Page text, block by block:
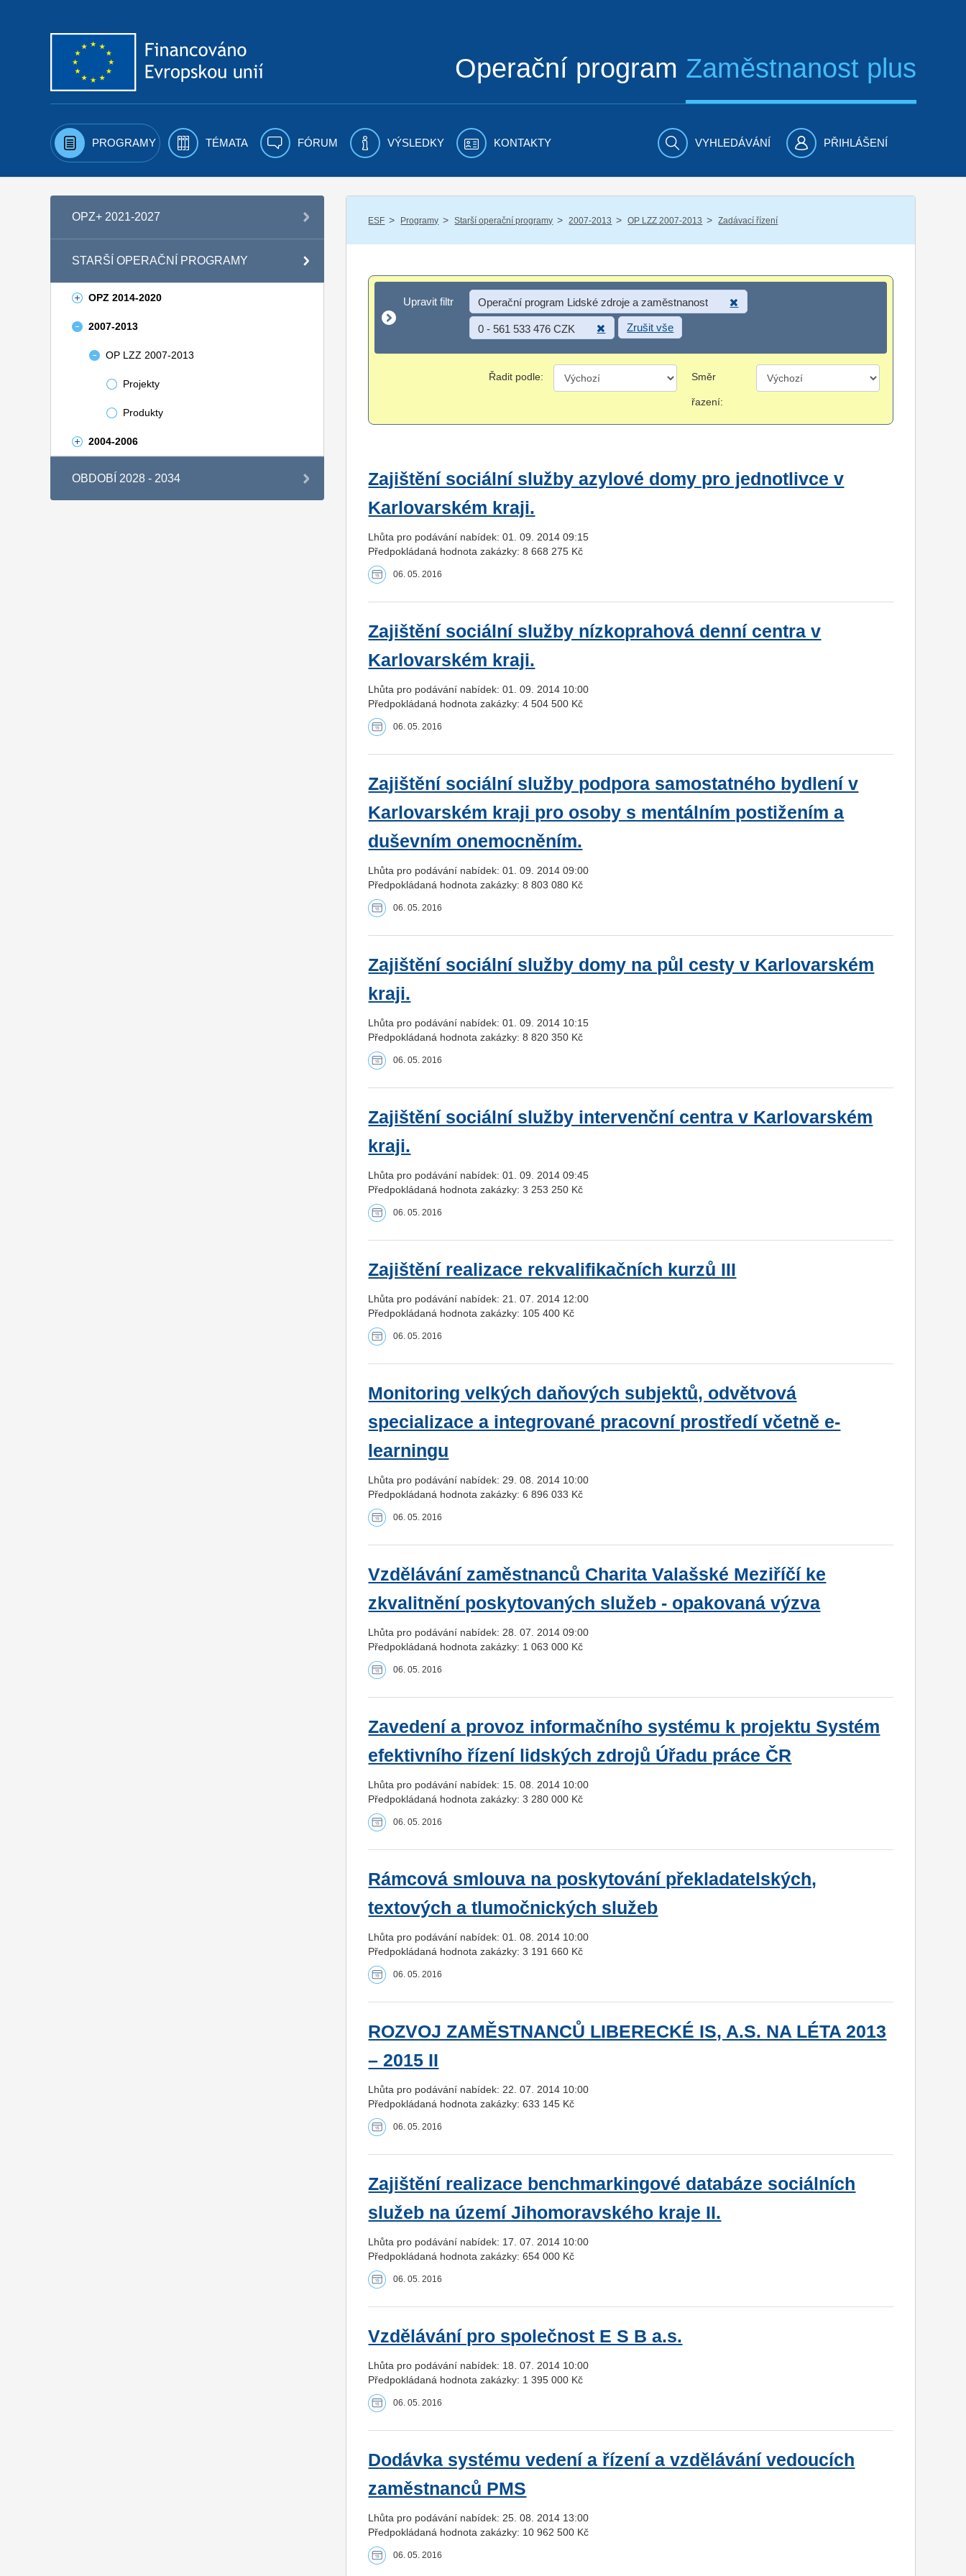
Operační program Zaměstnanost plus
PROGRAMY TÉMATA FÓRUM VÝSLEDKY KONTAKTY VYHLEDÁVÁNÍ PŘIHLÁŠENÍ
OPZ+ 2021-2027
STARŠÍ OPERAČNÍ PROGRAMY
OPZ 2014-2020
2007-2013
OP LZZ 2007-2013
Projekty
Produkty
2004-2006
OBDOBÍ 2028 - 2034
ESF / Programy / Starší operační programy / 2007-2013 / OP LZZ 2007-2013 / Zadávací řízení
Upravit filtr
Upravit filtr Operační program Lidské zdroje a zaměstnanost
0 - 561 533 476 CZK Zrušit vše
Řadit podle: Směr
řazení:
Zajištění sociální služby azylové domy pro jednotlivce v
Karlovarském kraji.
Lhůta pro podávání nabídek: 01. 09. 2014 09:15
Předpokládaná hodnota zakázky: 8 668 275 Kč
06. 05. 2016
Zajištění sociální služby nízkoprahová denní centra v
Karlovarském kraji.
Lhůta pro podávání nabídek: 01. 09. 2014 10:00
Předpokládaná hodnota zakázky: 4 504 500 Kč
06. 05. 2016
Zajištění sociální služby podpora samostatného bydlení v
Karlovarském kraji pro osoby s mentálním postižením a
duševním onemocněním.
Lhůta pro podávání nabídek: 01. 09. 2014 09:00
Předpokládaná hodnota zakázky: 8 803 080 Kč
06. 05. 2016
Zajištění sociální služby domy na půl cesty v Karlovarském
kraji.
Lhůta pro podávání nabídek: 01. 09. 2014 10:15
Předpokládaná hodnota zakázky: 8 820 350 Kč
06. 05. 2016
Zajištění sociální služby intervenční centra v Karlovarském
kraji.
Lhůta pro podávání nabídek: 01. 09. 2014 09:45
Předpokládaná hodnota zakázky: 3 253 250 Kč
06. 05. 2016
Zajištění realizace rekvalifikačních kurzů III
Lhůta pro podávání nabídek: 21. 07. 2014 12:00
Předpokládaná hodnota zakázky: 105 400 Kč
06. 05. 2016
Monitoring velkých daňových subjektů, odvětvová
specializace a integrované pracovní prostředí včetně e-
learningu
Lhůta pro podávání nabídek: 29. 08. 2014 10:00
Předpokládaná hodnota zakázky: 6 896 033 Kč
06. 05. 2016
Vzdělávání zaměstnanců Charita Valašské Meziříčí ke
zkvalitnění poskytovaných služeb - opakovaná výzva
Lhůta pro podávání nabídek: 28. 07. 2014 09:00
Předpokládaná hodnota zakázky: 1 063 000 Kč
06. 05. 2016
Zavedení a provoz informačního systému k projektu Systém
efektivního řízení lidských zdrojů Úřadu práce ČR
Lhůta pro podávání nabídek: 15. 08. 2014 10:00
Předpokládaná hodnota zakázky: 3 280 000 Kč
06. 05. 2016
Rámcová smlouva na poskytování překladatelských,
textových a tlumočnických služeb
Lhůta pro podávání nabídek: 01. 08. 2014 10:00
Předpokládaná hodnota zakázky: 3 191 660 Kč
06. 05. 2016
ROZVOJ ZAMĚSTNANCŮ LIBERECKÉ IS, A.S. NA LÉTA 2013
– 2015 II
Lhůta pro podávání nabídek: 22. 07. 2014 10:00
Předpokládaná hodnota zakázky: 633 145 Kč
06. 05. 2016
Zajištění realizace benchmarkingové databáze sociálních
služeb na území Jihomoravského kraje II.
Lhůta pro podávání nabídek: 17. 07. 2014 10:00
Předpokládaná hodnota zakázky: 654 000 Kč
06. 05. 2016
Vzdělávání pro společnost E S B a.s.
Lhůta pro podávání nabídek: 18. 07. 2014 10:00
Předpokládaná hodnota zakázky: 1 395 000 Kč
06. 05. 2016
Dodávka systému vedení a řízení a vzdělávání vedoucích
zaměstnanců PMS
Lhůta pro podávání nabídek: 25. 08. 2014 13:00
Předpokládaná hodnota zakázky: 10 962 500 Kč
06. 05. 2016